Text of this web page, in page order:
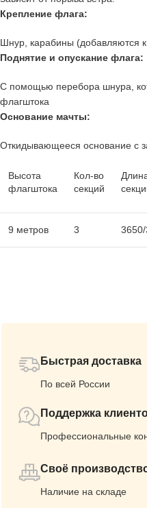
Крепление флага:
Шнур, карабины (добавляются к
Поднятие и опускание флага:
С помощью перебора шнура,
флагштока
Основание мачты:
Откидывающееся основание с
Высота
флагштока
Кол-во
секций
9 метров 3
Быстрая доставка
По всей России
Поддержка
Профессиональные
Своё
Наличие на складе